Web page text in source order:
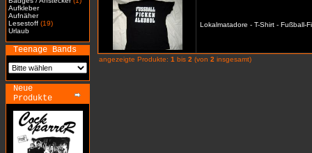
Aufkleber
Aufnäher
Lesestoff (19)
Urlaub
Teenage Bands
Neue
Produkte
Lokalmatadore - T-Shirt - Fußball-
angezeigte Produkte: 1 bis 2 (von 2 insgesamt)